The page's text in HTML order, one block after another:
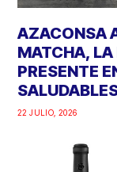
AZACONSA
MATCHA, LA
PRESENTE
22 JULIO, 2026